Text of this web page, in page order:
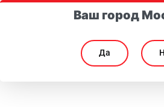
Уход за кожей лица любого
Ваш город
Да